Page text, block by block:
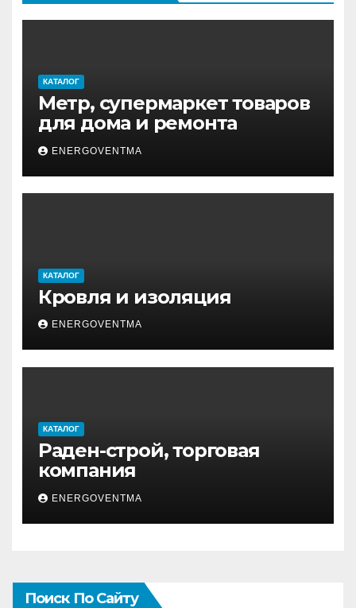
КАТАЛОГ
Метр, супермаркет товаров
для дома и ремонта
ENERGOVENTMA
КАТАЛОГ
Кровля и изоляция
ENERGOVENTMA
КАТАЛОГ
Раден-строй, торговая
компания
ENERGOVENTMA
Поиск По Сайту